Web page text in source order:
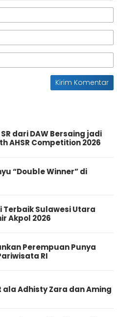
dari DAW Bersaing jadi
AHSR Competition 2026
“Double Winner” di
Sulawesi Utara
Akpol 2026
Perempuan Punya
RI
ala Adhisty Zara dan Aming